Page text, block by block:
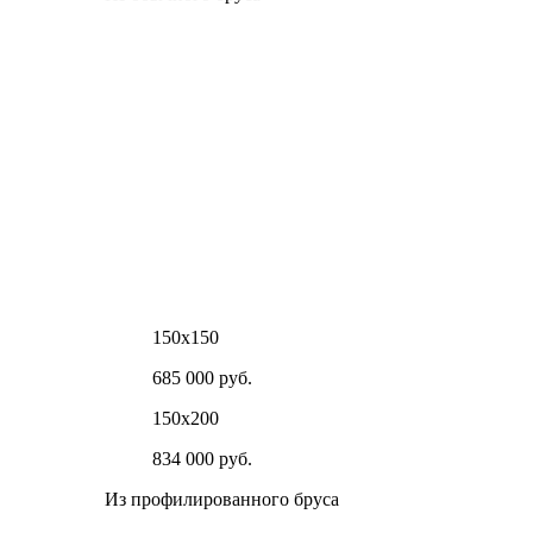
150х150
685 000 руб.
150х200
834 000 руб.
Из профилированного бруса